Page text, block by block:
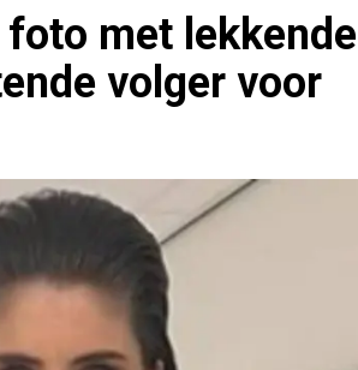
met lekkende
volger voor